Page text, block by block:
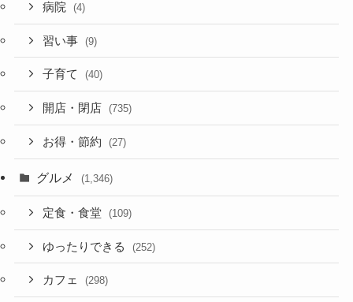
病院 (4)
習い事 (9)
子育て (40)
開店・閉店 (735)
お得・節約 (27)
グルメ (1,346)
定食・食堂 (109)
ゆったりできる (252)
カフェ (298)